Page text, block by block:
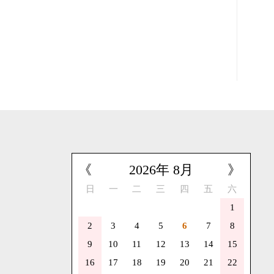
《 》
2026年8月
日 一 二 三 四 五
六
1
2
3 4 5 6 7
8
9
10 11 12 13 14
15
16
17 18 19 20 21 22